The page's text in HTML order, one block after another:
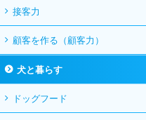
接客力
顧客を作る（顧客力）
犬と暮らす
ドッグフード